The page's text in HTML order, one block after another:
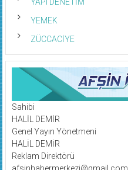
YEMEK
ZÜCCACİYE
Sahibi
HALİL DEMİR
Genel Yayın Yönetmeni
HALİL DEMİR
Reklam Direktörü